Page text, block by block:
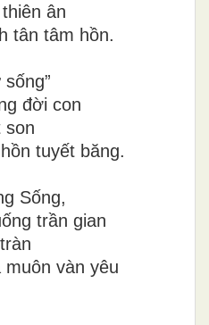
ân
tân tâm hồn.
đời con
son
tuyết băng.
Sống,
trần gian
muôn vàn yêu